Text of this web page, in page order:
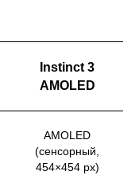
Instinct 3
AMOLED
AMOLED
(сенсорный,
454×454 px)